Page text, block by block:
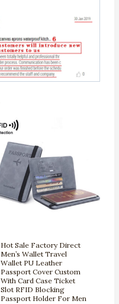
Hot Sale Factory Direct
Men’s Wallet Travel
Wallet PU Leather
Passport Cover Custom
With Card Case Ticket
Slot RFID Blocking
Passport Holder For Men